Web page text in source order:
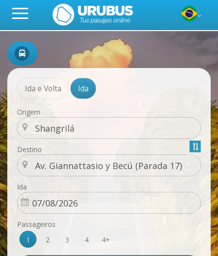
Ida e Volta Ida
Origem
Destino
Ida
Passageiros
1
2 3 4 4+